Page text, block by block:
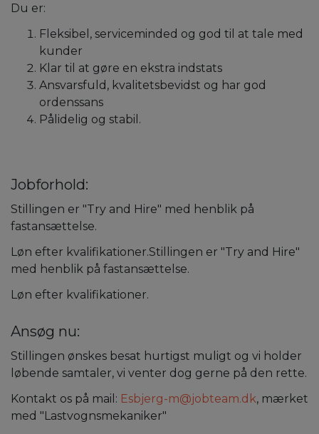
Du er:
Fleksibel, serviceminded og god til at tale med
kunder
Klar til at gøre en ekstra indstats
Ansvarsfuld, kvalitetsbevidst og har god
ordenssans
Pålidelig og stabil.
Jobforhold:
Stillingen er "Try and Hire" med henblik på
fastansættelse.
Løn efter kvalifikationer.Stillingen er "Try and Hire"
med henblik på fastansættelse.
Løn efter kvalifikationer.
Ansøg nu:
Stillingen ønskes besat hurtigst muligt og vi holder
løbende samtaler, vi venter dog gerne på den rette.
Kontakt os på mail: Esbjerg-m@jobteam.dk, mærket
med "Lastvognsmekaniker"